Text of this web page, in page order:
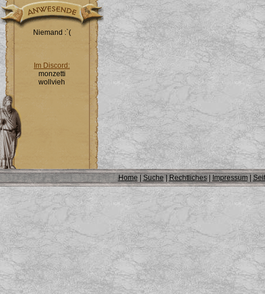
Niemand :`(
Im Discord:
monzetti
wollvieh
Home| Suche | Rechtliches| Impressum|